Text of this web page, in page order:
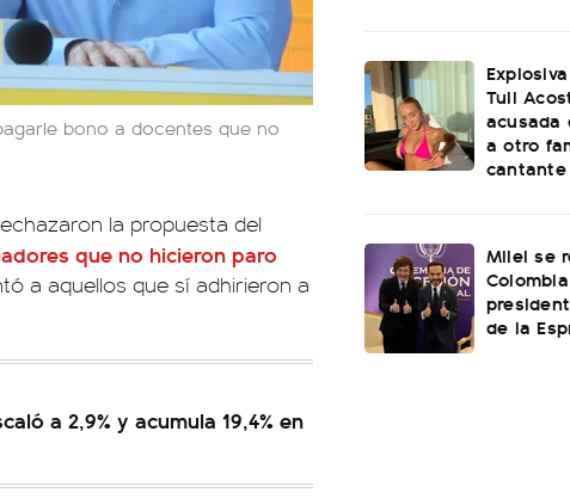
bono a docentes que no
la propuesta del
que no hicieron paro
a aquellos que sí adhirieron a
a 2,9% y acumula 19,4% en
Tuli
acusada
a otro
Milei se
de la